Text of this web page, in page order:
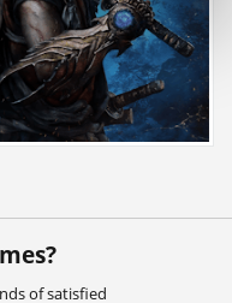
of satisfied